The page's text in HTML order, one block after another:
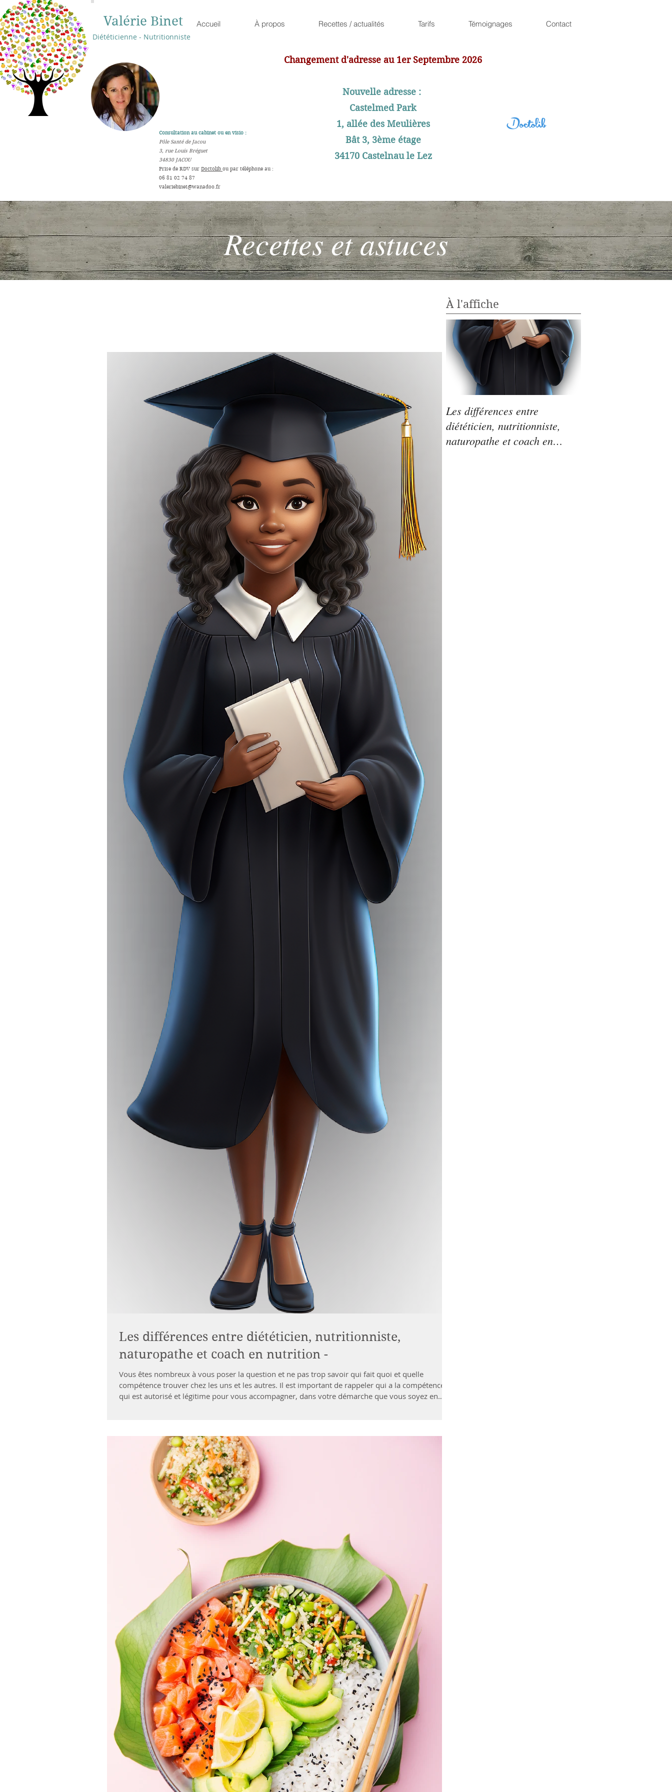
Valérie Binet
Diététicienne - Nutritionniste
Accueil À propos Recettes / actualités Tarifs Témoignages Contact
Consultation au cabinet ou en visio :
Pôle Santé de Jacou
3, rue Louis Bréguet
34830 JACOU
​Prise de RDV sur Doctolib ou par téléphone au :
06 81 02 74 87
valeriebinet@wanadoo.fr
Changement d'adresse au 1er Septembre 2026
Nouvelle adresse :
Castelmed Park
1, allée des Meulières
Bât 3, 3ème étage
34170 Castelnau le Lez
Recettes et astuces
À l'affiche
Les différences entre diététicien, nutritionniste,
naturopathe et coach en nutrition -
Vous êtes nombreux à vous poser la question et ne pas trop savoir qui fait quoi et quelle
compétence trouver chez les uns et les autres. Il est important de rappeler qui a la compétence et
qui est autorisé et légitime pour vous accompagner, dans votre démarche que vous soyez en
Les différences entre
diététicien, nutritionniste,
naturopathe et coach en